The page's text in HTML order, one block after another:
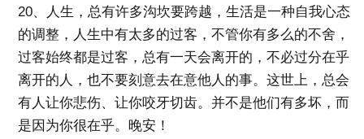
20、人生，总有许多沟坎要跨越，生活是一种自我心态
的调整，人生中有太多的过客，不管你有多么的不舍，
过客始终都是过客，总有一天会离开的，不必过分在乎
离开的人，也不要刻意去在意他人的事。这世上，总会
有人让你悲伤、让你咬牙切齿。并不是他们有多坏，而
是因为你很在乎。晚安！